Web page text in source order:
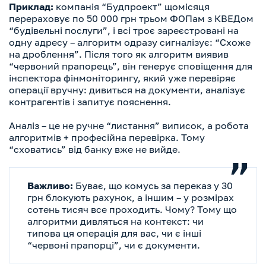
Приклад: компанія “Будпроект” щомісяця
перераховує по 50 000 грн трьом ФОПам з КВЕДом
“будівельні послуги”, і всі троє зареєстровані на
одну адресу – алгоритм одразу сигналізує: “Схоже
на дроблення”. Після того як алгоритм виявив
“червоний прапорець”, він генерує сповіщення для
інспектора фінмоніторингу, який уже перевіряє
операції вручну: дивиться на документи, аналізує
контрагентів і запитує пояснення.
Аналіз – це не ручне “листання” виписок, а робота
алгоритмів + професійна перевірка. Тому
“сховатись” від банку вже не вийде.
Важливо: Буває, що комусь за переказ у 30
грн блокують рахунок, а іншим – у розмірах
сотень тисяч все проходить. Чому? Тому що
алгоритми дивляться на контекст: чи
типова ця операція для вас, чи є інші
“червоні прапорці”, чи є документи.